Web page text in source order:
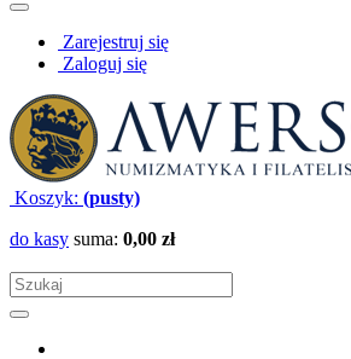
Zarejestruj się
Zaloguj się
Koszyk: (pusty)
do kasy suma: 0,00 zł